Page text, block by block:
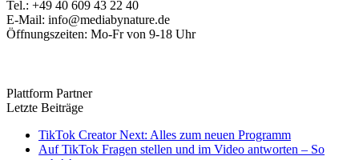
Tel.: +49 40 609 43 22 40
E-Mail: info@mediabynature.de
Öffnungszeiten: Mo-Fr von 9-18 Uhr
Plattform Partner
Letzte Beiträge
TikTok Creator Next: Alles zum neuen Programm
Auf TikTok Fragen stellen und im Video antworten – So